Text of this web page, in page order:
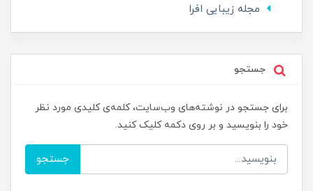
مجله زیبایی افرا
جستجو
برای جستجو در نوشته‌های وب‌سایت، کلمه‌ی کلیدی مورد نظر
خود را بنویسید و بر روی دکمه کلیک کنید.
جستجو